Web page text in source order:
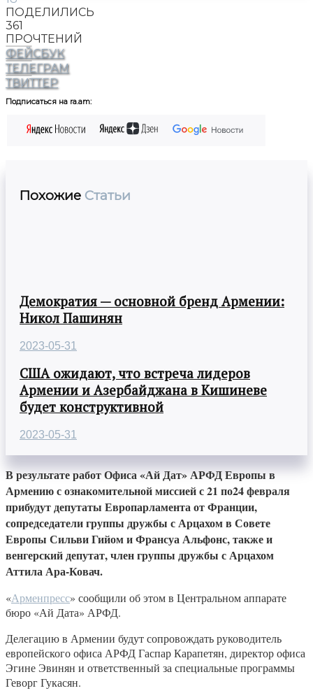
ПОДЕЛИЛИСЬ
361
ПРОЧТЕНИЙ
ФЕЙСБУК
ТЕЛЕГРАМ
ТВИТТЕР
Подписаться на ra.am:
Похожие Статьи
Демократия — основной бренд Армении:
Никол Пашинян
2023-05-31
США ожидают, что встреча лидеров
Армении и Азербайджана в Кишиневе
будет конструктивной
2023-05-31
В результате работ Офиса «Ай Дат» АРФД Европы в
Армению с ознакомительной миссией с 21 по24 февраля
прибудут депутаты Европарламента от Франции,
сопредседатели группы дружбы с Арцахом в Совете
Европы Сильви Гийом и Франсуа Альфонс, также и
венгерский депутат, член группы дружбы с Арцахом
Аттила Ара-Ковач.
«Арменпресс» сообщили об этом в Центральном аппарате
бюро «Ай Дата» АРФД.
Делегацию в Армении будут сопровождать руководитель
европейского офиса АРФД Гаспар Карапетян, директор офиса
Эгине Эвинян и ответственный за специальные программы
Геворг Гукасян.